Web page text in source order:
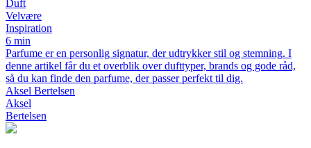
Duft
Velvære
Inspiration
6 min
Parfume er en personlig signatur, der udtrykker stil og stemning. I
denne artikel får du et overblik over dufttyper, brands og gode råd,
så du kan finde den parfume, der passer perfekt til dig.
Aksel Bertelsen
Aksel
Bertelsen